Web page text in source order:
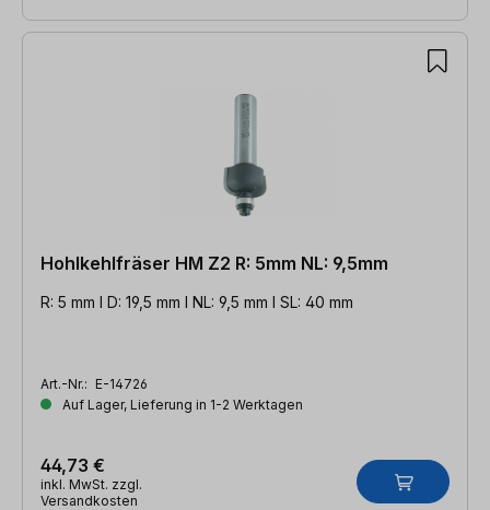
Hohlkehlfräser HM Z2 R: 5mm NL: 9,5mm
R: 5 mm l D: 19,5 mm l NL: 9,5 mm l SL: 40 mm
Art.-Nr.: E-14726
Auf Lager, Lieferung in 1-2 Werktagen
44,73 €
inkl. MwSt. zzgl.
Versandkosten